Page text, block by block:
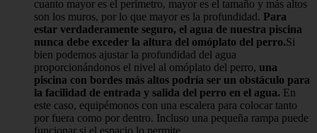
cuanto mayor es el perímetro, mayor es el tamaño y más altos
son los muros, por lo que mayor es la profundidad. Para
estar verdaderamente seguro, el agua de nuestra piscina
nunca debe exceder la altura del omóplato del perro.Si
bien podemos ajustar la profundidad del agua
proporcionándonos el nivel al omóplato del perro, una
piscina con bordes más altos podría ser un obstáculo para
la facilidad de entrada y salida del perro en el agua. En
este caso, equipémonos con una escalera para colocar tanto
por fuera como por dentro. Incluso una pequeña rampa puede
funcionar si el espacio lo permite.